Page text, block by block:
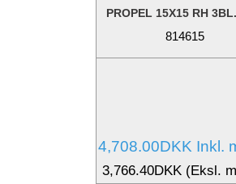
PROPEL 15X15 RH
814615
4,708.00DKK Inkl.
3,766.40DKK (Eksl.